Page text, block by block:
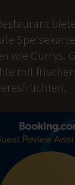
wie Currys.
mit